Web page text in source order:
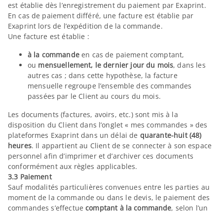
est établie dès l’enregistrement du paiement par Exaprint.
En cas de paiement différé, une facture est établie par
Exaprint lors de l’expédition de la commande.
Une facture est établie :
à la commandeen cas de paiement comptant,
ou mensuellement, le dernier jour du mois, dans les
autres cas ; dans cette hypothèse, la facture
mensuelle regroupe l’ensemble des commandes
passées par le Client au cours du mois.
Les documents (factures, avoirs, etc.) sont mis à la
disposition du Client dans l’onglet « mes commandes » des
plateformes Exaprint dans un délai de quarante-huit (48)
heures. Il appartient au Client de se connecter à son espace
personnel afin d’imprimer et d’archiver ces documents
conformément aux règles applicables.
3.3 Paiement
Sauf modalités particulières convenues entre les parties au
moment de la commande ou dans le devis, le paiement des
commandes s’effectuecomptant à la commande, selon l’un